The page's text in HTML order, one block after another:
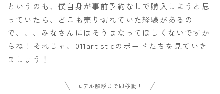
NOVEMBER
OGASAKA
RICE28
RIDE
ROSSIGNOL
というのも、僕自身が事前予約なしで購入しようと思
っていたら、どこも売り切れていた経験があるの
で、、、みなさんにはそうはなってほしくないですか
らね！それじゃ、011artisticのボードたちを見ていき
ましょう！
モデル解説まで即移動！